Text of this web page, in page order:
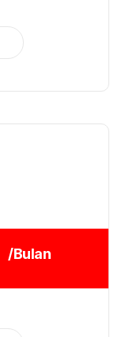
/Bulan